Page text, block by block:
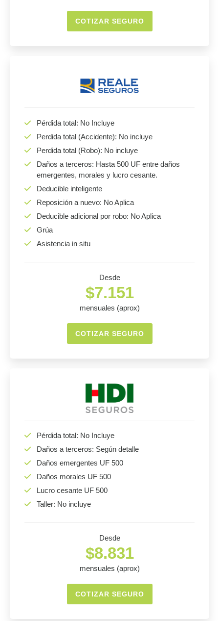
COTIZAR SEGURO
Pérdida total: No Incluye
Perdida total (Accidente): No incluye
Perdida total (Robo): No incluye
Daños a terceros: Hasta 500 UF entre daños
emergentes, morales y lucro cesante.
Deducible inteligente
Reposición a nuevo: No Aplica
Deducible adicional por robo: No Aplica
Grúa
Asistencia in situ
Desde
$7.151
mensuales (aprox)
COTIZAR SEGURO
Pérdida total: No Incluye
Daños a terceros: Según detalle
Daños emergentes UF 500
Daños morales UF 500
Lucro cesante UF 500
Taller: No incluye
Desde
$8.831
mensuales (aprox)
COTIZAR SEGURO